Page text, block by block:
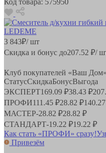
3 843₽/ шт
Скидка и бонус до207.52 ₽/
Клуб покупателей «Ваш Дом»
СтатусСкидкаБонусВыгода
ЭКСПЕРТ169.09 ₽38.43 ₽
ПРОФИ111.45 ₽28.82 ₽
МАСТЕР-28.82 ₽28.82 ₽
СТАНДАРТ-19.22 ₽19.22 ₽
Как стать «ПРОФИ» сразу!
Привезём